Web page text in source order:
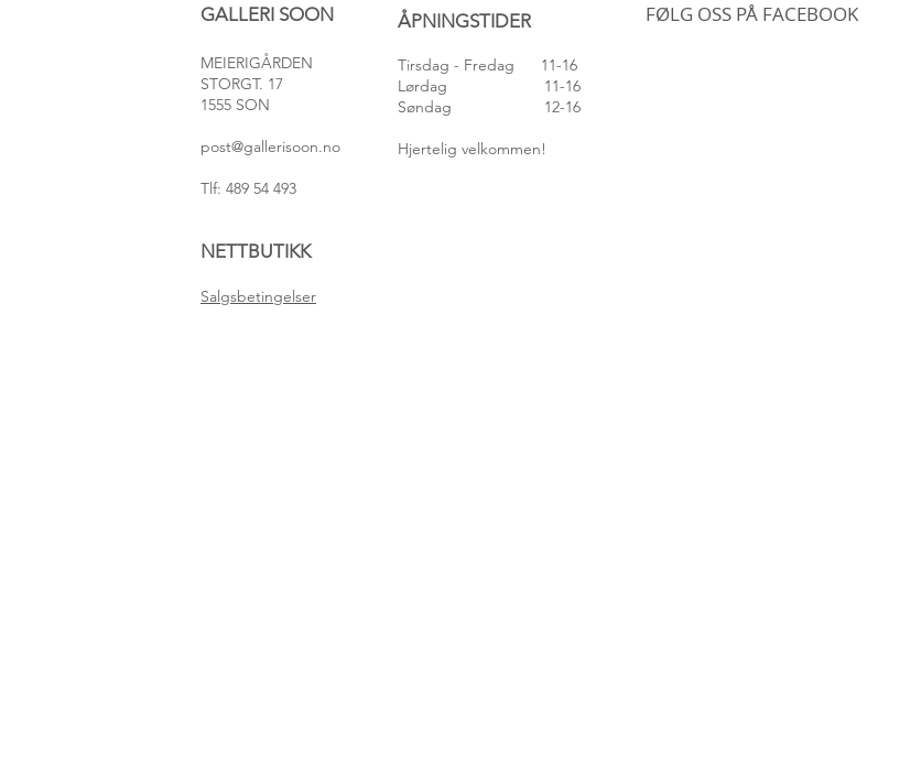
GALLERI SOON
MEIERIGÅRDEN
STORGT. 17
1555 SON
post@gallerisoon.no
Tlf: 489 54 493
NETTBUTIKK
Salgsbetingelser
ÅPNINGSTIDER
Tirsdag - Fredag 11-16
Lørdag 11-16
Søndag 12-16
Hjertelig velkommen!
FØLG OSS PÅ FACEBOOK